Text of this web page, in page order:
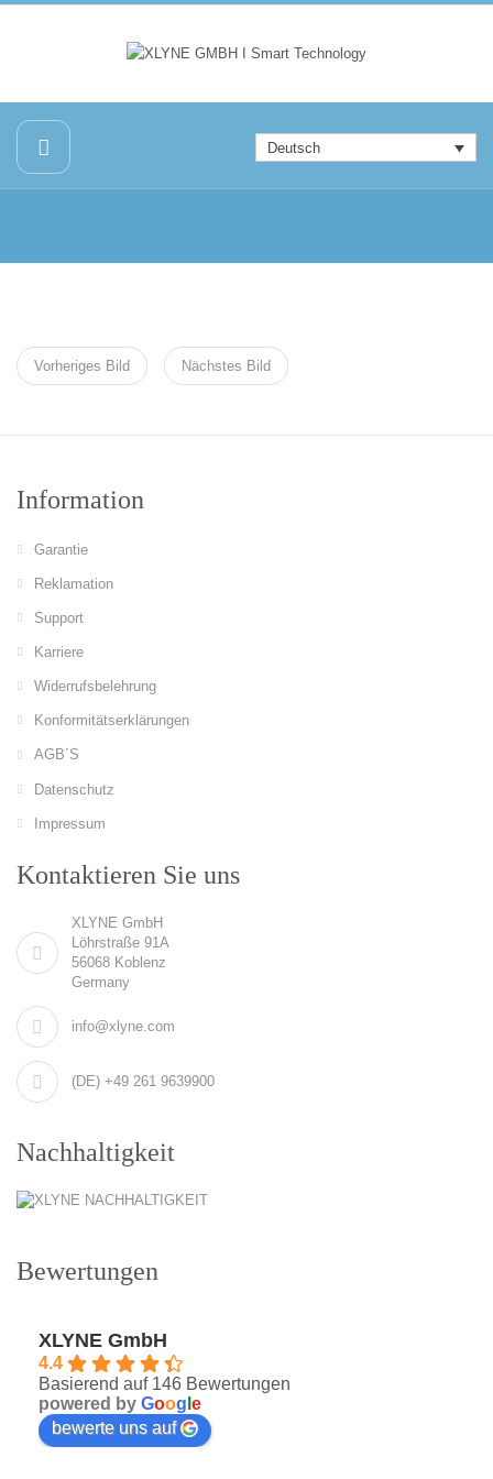
Deutsch
Vorheriges Bild Nächstes Bild
Information
Garantie
Reklamation
Support
Karriere
Widerrufsbelehrung
Konformitätserklärungen
AGB´S
Datenschutz
Impressum
Kontaktieren Sie uns
XLYNE GmbH
Löhrstraße 91A
56068 Koblenz
Germany
info@xlyne.com
(DE) +49 261 9639900
Nachhaltigkeit
Bewertungen
XLYNE GmbH
4.4
Basierend auf 146 Bewertungen
powered by Goog e
bewerte uns auf